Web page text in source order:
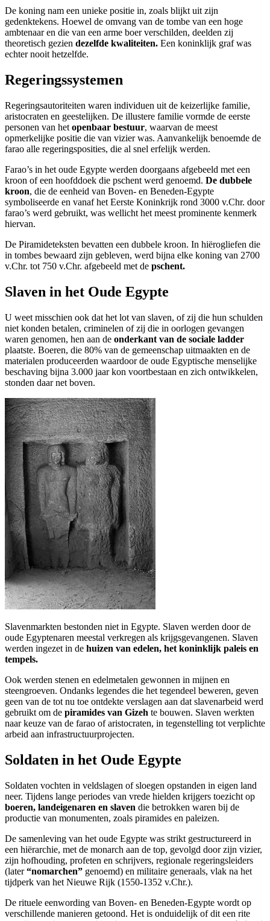
De koning nam een unieke positie in, zoals blijkt uit zijn
gedenktekens. Hoewel de omvang van de tombe van een hoge
ambtenaar en die van een arme boer verschilden, deelden zij
theoretisch gezien dezelfde kwaliteiten. Een koninklijk graf was
echter nooit hetzelfde.
Regeringssystemen
Regeringsautoriteiten waren individuen uit de keizerlijke familie,
aristocraten en geestelijken. De illustere familie vormde de eerste
personen van het openbaar bestuur, waarvan de meest
opmerkelijke positie die van vizier was. Aanvankelijk benoemde de
farao alle regeringsposities, die al snel erfelijk werden.
Farao’s in het oude Egypte werden doorgaans afgebeeld met een
kroon of een hoofddoek die pschent werd genoemd. De dubbele
kroon, die de eenheid van Boven- en Beneden-Egypte
symboliseerde en vanaf het Eerste Koninkrijk rond 3000 v.Chr. door
farao’s werd gebruikt, was wellicht het meest prominente kenmerk
hiervan.
De Piramideteksten bevatten een dubbele kroon. In hiërogliefen die
in tombes bewaard zijn gebleven, werd bijna elke koning van 2700
v.Chr. tot 750 v.Chr. afgebeeld met de pschent.
Slaven in het Oude Egypte
U weet misschien ook dat het lot van slaven, of zij die hun schulden
niet konden betalen, criminelen of zij die in oorlogen gevangen
waren genomen, hen aan de onderkant van de sociale ladder
plaatste. Boeren, die 80% van de gemeenschap uitmaakten en de
materialen produceerden waardoor de oude Egyptische menselijke
beschaving bijna 3.000 jaar kon voortbestaan en zich ontwikkelen,
stonden daar net boven.
Slavenmarkten bestonden niet in Egypte. Slaven werden door de
oude Egyptenaren meestal verkregen als krijgsgevangenen. Slaven
werden ingezet in de huizen van edelen, het koninklijk paleis en
tempels.
Ook werden stenen en edelmetalen gewonnen in mijnen en
steengroeven. Ondanks legendes die het tegendeel beweren, geven
geen van de tot nu toe ontdekte verslagen aan dat slavenarbeid werd
gebruikt om de piramides van Gizeh te bouwen. Slaven werkten
naar keuze van de farao of aristocraten, in tegenstelling tot verplichte
arbeid aan infrastructuurprojecten.
Soldaten in het Oude Egypte
Soldaten vochten in veldslagen of sloegen opstanden in eigen land
neer. Tijdens lange periodes van vrede hielden krijgers toezicht op
boeren, landeigenaren en slaven die betrokken waren bij de
productie van monumenten, zoals piramides en paleizen.
De samenleving van het oude Egypte was strikt gestructureerd in
een hiërarchie, met de monarch aan de top, gevolgd door zijn vizier,
zijn hofhouding, profeten en schrijvers, regionale regeringsleiders
(later“nomarchen” genoemd) en militaire generaals, vlak na het
tijdperk van het Nieuwe Rijk (1550-1352 v.Chr.).
De rituele eenwording van Boven- en Beneden-Egypte wordt op
verschillende manieren getoond. Het is onduidelijk of dit een rite